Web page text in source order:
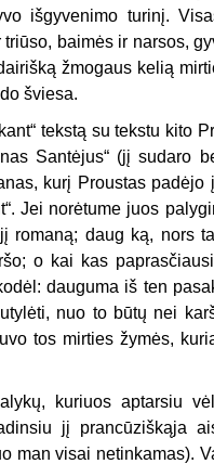
išgyvenimo turinį.
baimės ir narsos,
žmogaus kelią
šviesa.
tekstą su tekstu kito
Santėjus“ (jį sudaro
kurį Proustas padėjo
Jei norėtume juos
romaną; daug ką, nors
o kai kas
dauguma iš ten
nuo to būtų nei
tos mirties žymės,
kuriuos aptarsiu
jį prancūziškąja
man visai netinkamas).